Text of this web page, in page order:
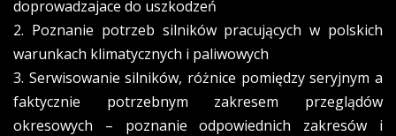
doprowadzajace do uszkodzeń
2. Poznanie potrzeb silników pracujących w polskich
warunkach klimatycznych i paliwowych
3. Serwisowanie silników, różnice pomiędzy seryjnym a
faktycznie potrzebnym zakresem przeglądów
okresowych – poznanie odpowiednich zakresów i